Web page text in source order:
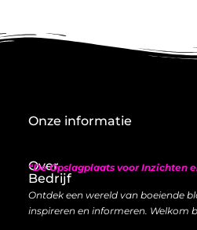
Over
Bedrijf
“De Opslagplaats voor Inzichten
Ontdek een wereld van boeiende
inspireren en informeren. Welkom
Onze informatie